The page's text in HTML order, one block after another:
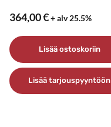
364,00€+ alv 25.5%
Lisää ostoskoriin
Lisää tarjouspyyntöön